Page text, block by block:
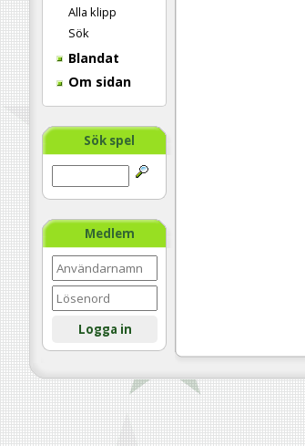
Alla klipp
Sök
Blandat
Om sidan
Sök spel
Medlem
Logga in